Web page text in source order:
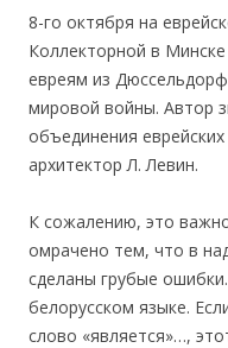
8-го октября на
Коллекторной в
евреям из
мировой войны. Автор
объединения
архитектор Л. Левин.
К сожалению, это
омрачено тем, что в
сделаны грубые
белорусском языке.
слово «является»…,